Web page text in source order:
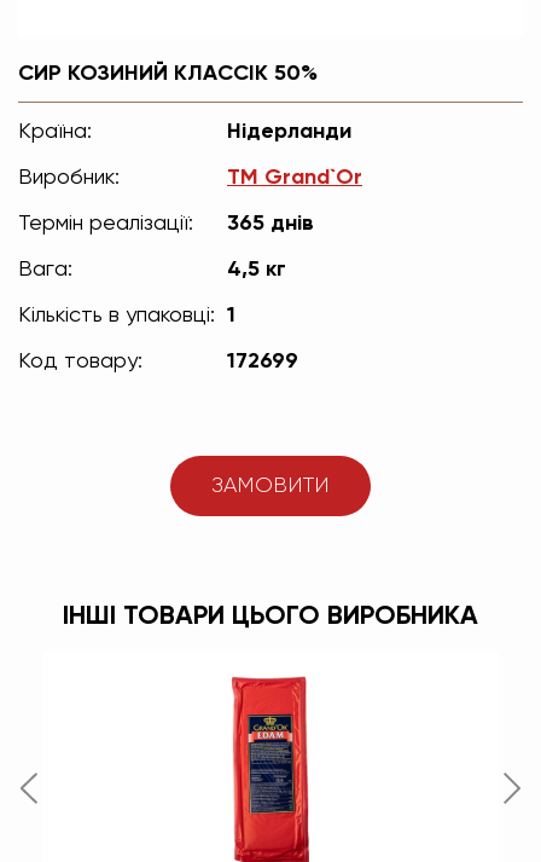
СИР КОЗИНИЙ КЛАССІК 50%
Країна: Нідерланди
Виробник: TM Grand`Or
Термін реалізації: 365 днів
Вага: 4,5 кг
Кількість в упаковці: 1
Код товару: 172699
ЗАМОВИТИ
ІНШІ ТОВАРИ ЦЬОГО ВИРОБНИКА